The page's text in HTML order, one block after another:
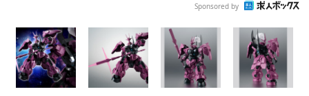
Sponsored by